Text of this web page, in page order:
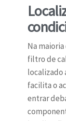
Na
filtro de
localizado
facilita o
entrar